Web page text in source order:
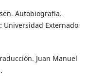
Autobiografía.
Universidad Externado
Juan Manuel